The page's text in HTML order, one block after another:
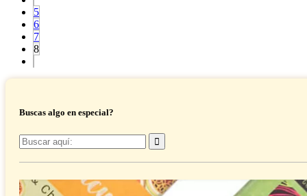
5
6
7
8
Buscas algo en especial?
Buscar
por: